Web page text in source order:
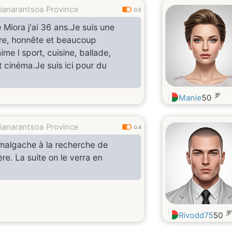
Province 0.5
Miora j'ai 36 ans.Je suis une
honnête et beaucoup
l sport, cuisine, ballade,
cinéma.Je suis ici pour du
Manie50 岁
Province 0.4
à la recherche de
en
Rivodd7550 岁